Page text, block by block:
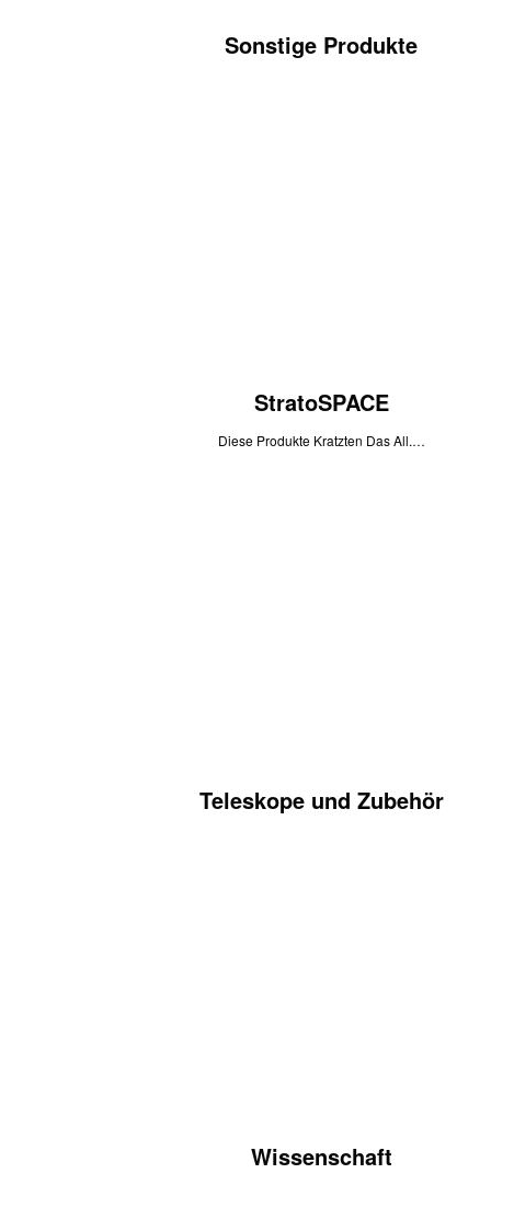
Sonstige Produkte
StratoSPACE
Diese Produkte Kratzten Das All.…
Teleskope und Zubehör
Wissenschaft